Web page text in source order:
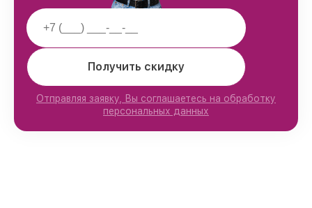
Получить скидку
Отправляя заявку, Вы соглашаетесь на обработку
персональных данных